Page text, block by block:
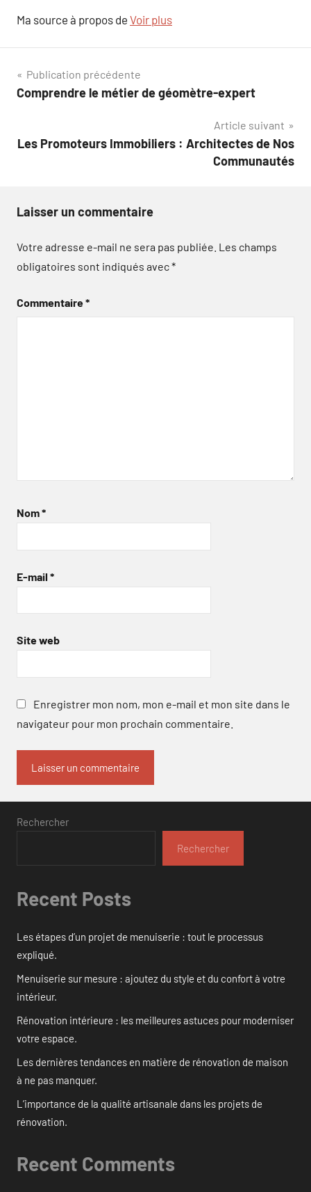
Ma source à propos de Voir plus
Navigation
de
Publication précédente
Comprendre le métier de géomètre-expert
Article suivant
Les Promoteurs Immobiliers : Architectes de Nos
Communautés
Laisser un commentaire
Votre adresse e-mail ne sera pas publiée. Les champs
obligatoires sont indiqués avec*
Commentaire*
Nom*
E-mail *
Site web
Enregistrer mon nom, mon e-mail et mon site dans le
navigateur pour mon prochain commentaire.
Rechercher
Rechercher
Recent Posts
Les étapes d’un projet de menuiserie : tout le processus
expliqué.
Menuiserie sur mesure : ajoutez du style et du confort à votre
intérieur.
Rénovation intérieure : les meilleures astuces pour moderniser
votre espace.
Les dernières tendances en matière de rénovation de maison
à ne pas manquer.
L’importance de la qualité artisanale dans les projets de
rénovation.
Recent Comments